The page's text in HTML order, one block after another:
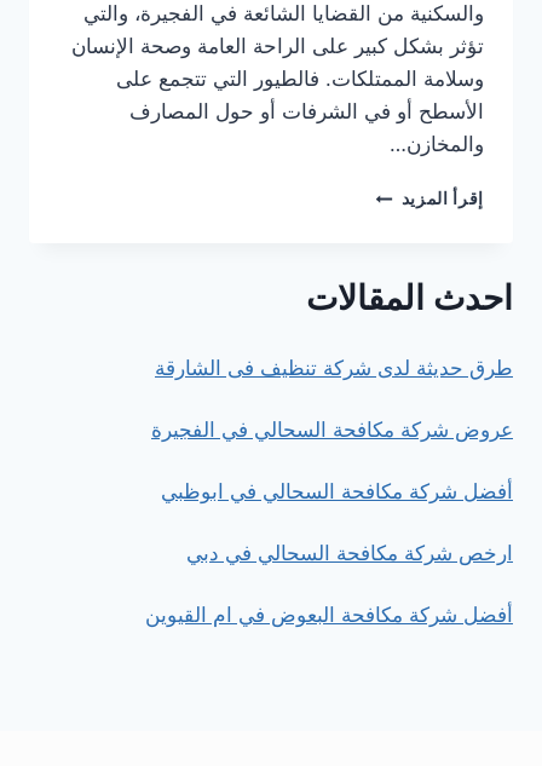
والسكنية من القضايا الشائعة في الفجيرة، والتي
تؤثر بشكل كبير على الراحة العامة وصحة الإنسان
وسلامة الممتلكات. فالطيور التي تتجمع على
الأسطح أو في الشرفات أو حول المصارف
والمخازن…
إقرأ المزيد أفضل
في
احدث المقالات
طرق حديثة لدى شركة تنظيف فى الشارقة
عروض شركة مكافحة السحالي في الفجيرة
أفضل شركة مكافحة السحالي في ابوظبي
ارخص شركة مكافحة السحالي في دبي
أفضل شركة مكافحة البعوض في ام القيوين